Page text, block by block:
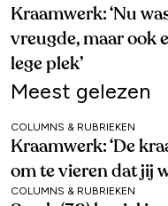
Kraamwerk: ‘Nu
vreugde, maar ook
lege plek’
Meest gelezen
COLUMNS & RUBRIEKEN
Kraamwerk: ‘De
om te vieren dat jij
COLUMNS & RUBRIEKEN